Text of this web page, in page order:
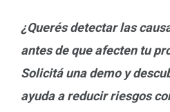
¿Querés detectar las
antes de que afecten tu
Solicitá una demo y
ayuda a reducir riesgos